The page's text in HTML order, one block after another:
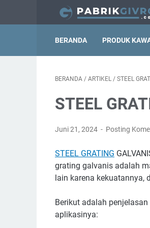
BERANDA PRODUK
BERANDA / ARTIKEL / STEEL
STEEL
Juni 21, 2024 Posting
STEEL GRATING
grating galvanis adalah
lain karena kekuatannya,
Berikut adalah
aplikasinya: